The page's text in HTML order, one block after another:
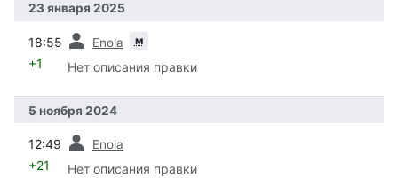
23 января 2025
18:55 Enola м
+1 Нет описания правки
5 ноября 2024
12:49 Enola
+21 Нет описания правки